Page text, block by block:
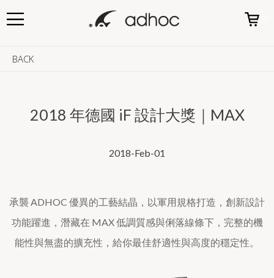
BACK
2018 年德國 iF 設計大獎｜MAX
2018-Feb-01
承襲 ADHOC 優異的工藝結晶，以軍用規格打造，創新設計
功能躍進，潛藏在 MAX 低調質感與俐落線條下，完整的機
能性與無盡的擴充性，給你最佳舒適性與高度的穩定性。